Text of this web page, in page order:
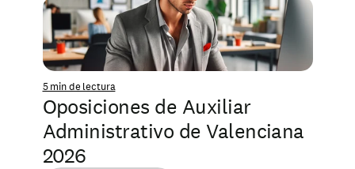
5 min de lectura
Oposiciones de Auxiliar
Administrativo de Valenciana
2026